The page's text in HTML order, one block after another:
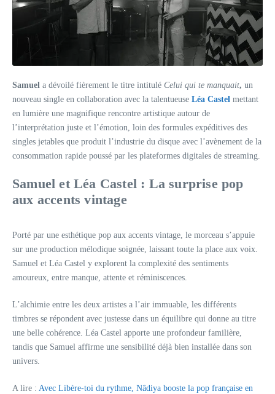
Samuel a dévoilé fièrement le titre intitulé Celui qui te manquait, un
nouveau single en collaboration avec la talentueuse Léa Castel mettant
en lumière une magnifique rencontre artistique autour de
l’interprétation juste et l’émotion, loin des formules expéditives des
singles jetables que produit l’industrie du disque avec l’avènement de la
consommation rapide poussé par les plateformes digitales de streaming.
Samuel et Léa Castel : La surprise pop
aux accents vintage
Porté par une esthétique pop aux accents vintage, le morceau s’appuie
sur une production mélodique soignée, laissant toute la place aux voix.
Samuel et Léa Castel y explorent la complexité des sentiments
amoureux, entre manque, attente et réminiscences.
L’alchimie entre les deux artistes a l’air immuable, les différents
timbres se répondent avec justesse dans un équilibre qui donne au titre
une belle cohérence. Léa Castel apporte une profondeur familière,
tandis que Samuel affirme une sensibilité déjà bien installée dans son
univers.
A lire : Avec Libère-toi du rythme, Nâdiya booste la pop française en